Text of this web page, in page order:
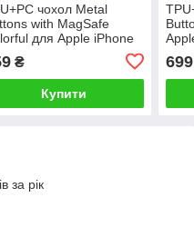
чохол Metal
with MagSafe
для Apple iPhone
₴
Купити
699
за рік